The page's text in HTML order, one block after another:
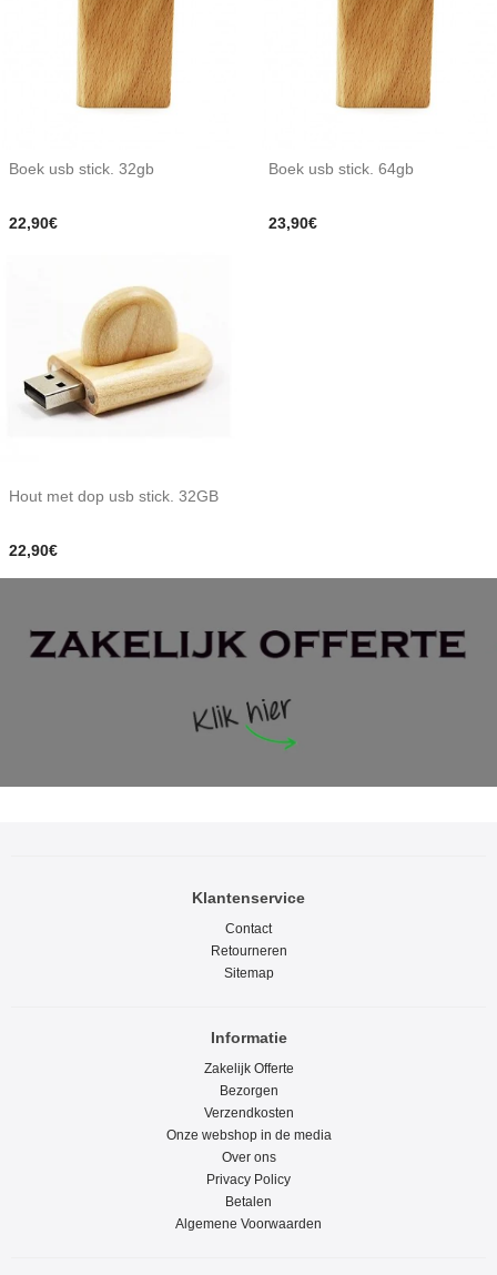
Boek usb stick. 32gb
22,90€
Boek usb stick. 64gb
23,90€
Hout met dop usb stick. 32GB
22,90€
Klantenservice
Contact
Retourneren
Sitemap
Informatie
Zakelijk Offerte
Bezorgen
Verzendkosten
Onze webshop in de media
Over ons
Privacy Policy
Betalen
Algemene Voorwaarden